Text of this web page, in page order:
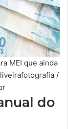
MEI que ainda
/
do